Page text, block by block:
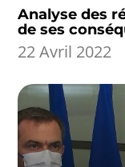
Analyse des
de ses
22 Avril 2022